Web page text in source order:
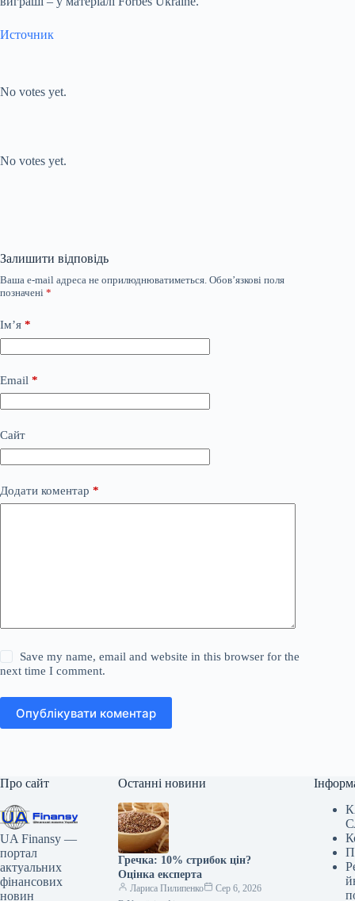
Источник
No votes yet.
No votes yet.
Залишити відповідь
Ваша e-mail адреса не оприлюднюватиметься. Обов’язкові поля
позначені *
Ім’я *
Email *
Сайт
Додати коментар *
Save my name, email and website in this browser for the
next time I comment.
Опублікувати коментар
Про сайт
UA Finansy —
портал
актуальних
фінансових
новин
Останні новини
Гречка: 10% стрибок цін?
Оцінка експерта
Лариса Пилипенко
Сер 6, 2026